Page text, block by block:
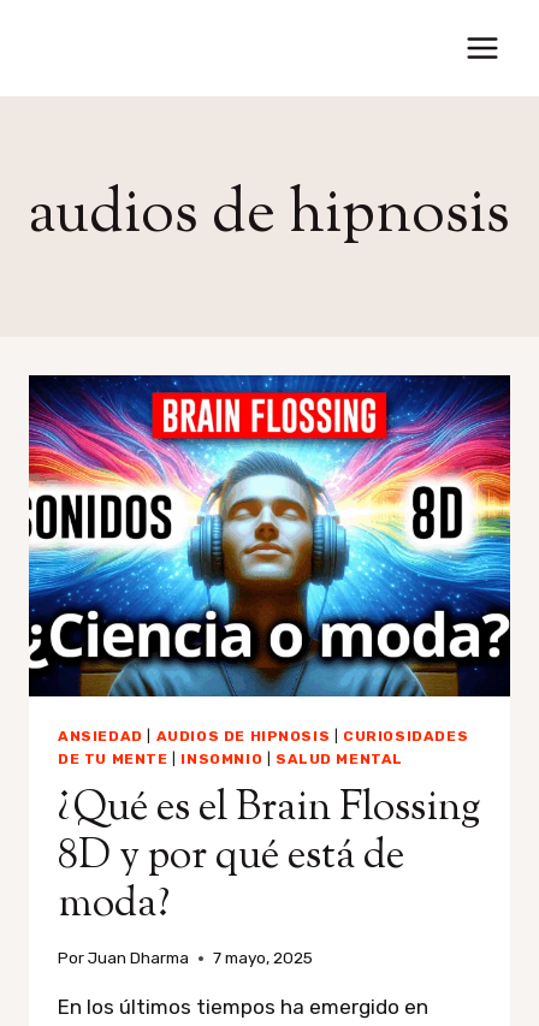
audios de hipnosis
ANSIEDAD AUDIOS DE HIPNOSIS
CURIOSIDADES
DE TU MENTE
INSOMNIO SALUD MENTAL
¿Qué es el Brain Flossing
8D y por qué está de
moda?
PorJuan Dharma 7 mayo, 2025
En los últimos tiempos ha emergido en